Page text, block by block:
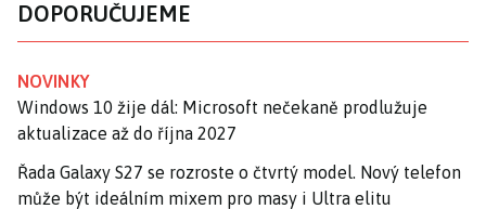
DOPORUČUJEME
NOVINKY
Windows 10 žije dál: Microsoft nečekaně prodlužuje
aktualizace až do října 2027
Řada Galaxy S27 se rozroste o čtvrtý model. Nový telefon
může být ideálním mixem pro masy i Ultra elitu